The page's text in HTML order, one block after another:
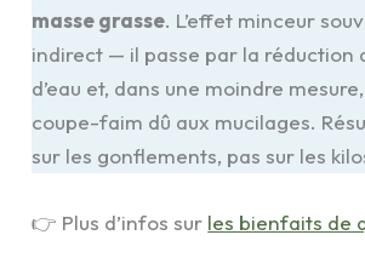
masse grasse. L’effet minceur
indirect — il passe par la réduction
d’eau et, dans une moindre
coupe-faim dû aux mucilages.
sur les gonflements, pas sur les
👉 Plus d’infos sur les bienfaits de